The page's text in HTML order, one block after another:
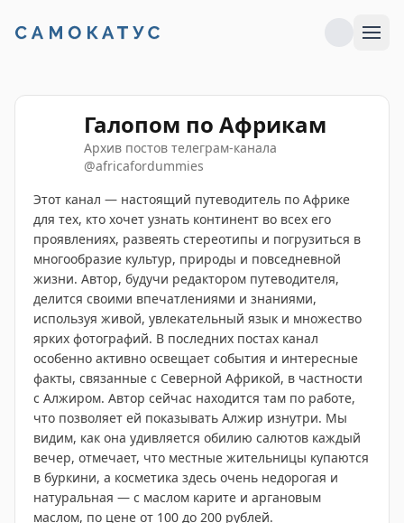
Галопом по Африкам
Архив постов телеграм-канала
@africafordummies
Этот канал — настоящий путеводитель по Африке
для тех, кто хочет узнать континент во всех его
проявлениях, развеять стереотипы и погрузиться в
многообразие культур, природы и повседневной
жизни. Автор, будучи редактором путеводителя,
делится своими впечатлениями и знаниями,
используя живой, увлекательный язык и множество
ярких фотографий. В последних постах канал
особенно активно освещает события и интересные
факты, связанные с Северной Африкой, в частности
с Алжиром. Автор сейчас находится там по работе,
что позволяет ей показывать Алжир изнутри. Мы
видим, как она удивляется обилию салютов каждый
вечер, отмечает, что местные жительницы купаются
в буркини, а косметика здесь очень недорогая и
натуральная — с маслом карите и аргановым
маслом, по цене от 100 до 200 рублей.